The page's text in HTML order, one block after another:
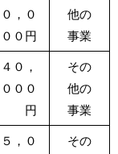
０，０
００円
他の
事業
４０，
０００
円
その
他の
事業
５，０
その